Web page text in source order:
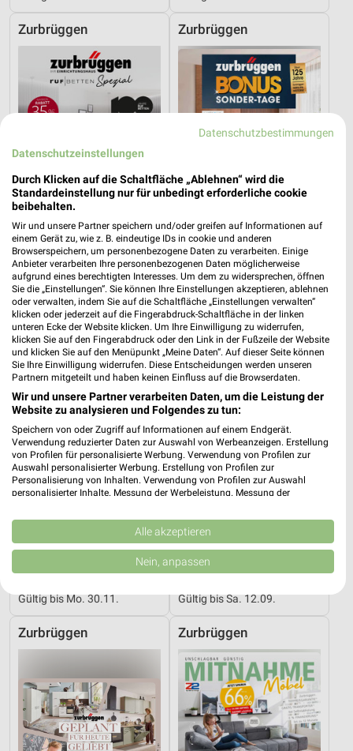
Zurbrüggen
32,2 km
I_Ruf_Betten_01_26_ES
Gültig bis Mo. 30.11.
Zurbrüggen
32,2 km
G08_26_Online_ES
Gültig bis Sa. 22.08.
Zurbrüggen
32,2 km
Gültig bis Mo. 30.11.
Zurbrüggen
Gültig bis Sa. 12.09.
Zurbrüggen Zurbrüggen
Datenschutzbestimmungen
Datenschutzeinstellungen
Durch Klicken auf die Schaltfläche „Ablehnen“ wird die
Standardeinstellung nur für unbedingt erforderliche cookie
beibehalten.
Wir und unsere Partner speichern und/oder greifen auf Informationen auf
einem Gerät zu, wie z. B. eindeutige IDs in cookie und anderen
Browserspeichern, um personenbezogene Daten zu verarbeiten. Einige
Anbieter verarbeiten Ihre personenbezogenen Daten möglicherweise
aufgrund eines berechtigten Interesses. Um dem zu widersprechen, öffnen
Sie die „Einstellungen“. Sie können Ihre Einstellungen akzeptieren, ablehnen
oder verwalten, indem Sie auf die Schaltfläche „Einstellungen verwalten“
klicken oder jederzeit auf die Fingerabdruck-Schaltfläche in der linken
unteren Ecke der Website klicken. Um Ihre Einwilligung zu widerrufen,
klicken Sie auf den Fingerabdruck oder den Link in der Fußzeile der Website
und klicken Sie auf den Menüpunkt „Meine Daten“. Auf dieser Seite können
Sie Ihre Einwilligung widerrufen. Diese Entscheidungen werden unseren
Partnern mitgeteilt und haben keinen Einfluss auf die Browserdaten.
Wir und unsere Partner verarbeiten Daten, um die Leistung der
Website zu analysieren und Folgendes zu tun:
Speichern von oder Zugriff auf Informationen auf einem Endgerät.
Verwendung reduzierter Daten zur Auswahl von Werbeanzeigen. Erstellung
von Profilen für personalisierte Werbung. Verwendung von Profilen zur
Auswahl personalisierter Werbung. Erstellung von Profilen zur
Personalisierung von Inhalten. Verwendung von Profilen zur Auswahl
personalisierter Inhalte. Messung der Werbeleistung. Messung der
Kombinationen von Daten aus verschiedenen Quellen. Entwicklung und
Verbesserung der Angebote. Verwendung reduzierter Daten zur Auswahl
von Inhalten.
Daten können außerhalb der Europäischen Union weitergegeben und in die
Website/App.
Wir nutzen Ihre Daten für folgende Zwecke:
Speichern von oder Zugriff auf Informationen
auf einem Endgerät
Verwendung reduzierter Daten zur Auswahl von
Werbeanzeigen
Alle akzeptieren
Nein, anpassen